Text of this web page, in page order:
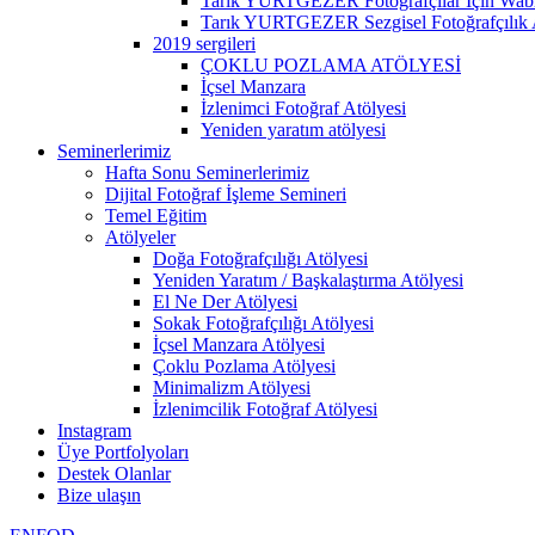
Tarık YURTGEZER Sezgisel Fotoğrafçılık
2019 sergileri
ÇOKLU POZLAMA ATÖLYESİ
İçsel Manzara
İzlenimci Fotoğraf Atölyesi
Yeniden yaratım atölyesi
Seminerlerimiz
Hafta Sonu Seminerlerimiz
Dijital Fotoğraf İşleme Semineri
Temel Eğitim
Atölyeler
Doğa Fotoğrafçılığı Atölyesi
Yeniden Yaratım / Başkalaştırma Atölyesi
El Ne Der Atölyesi
Sokak Fotoğrafçılığı Atölyesi
İçsel Manzara Atölyesi
Çoklu Pozlama Atölyesi
Minimalizm Atölyesi
İzlenimcilik Fotoğraf Atölyesi
Instagram
Üye Portfolyoları
Destek Olanlar
Bize ulaşın